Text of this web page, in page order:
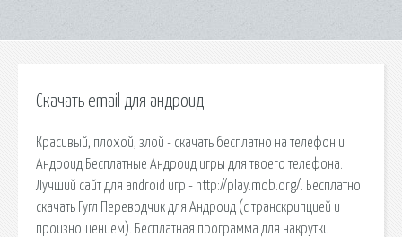
Скачать email для андроид
Красивый, плохой, злой - скачать бесплатно на телефон и
Андроид Бесплатные Андроид игры для твоего телефона.
Лучший сайт для android игр - http://play.mob.org/. Бесплатно
скачать Гугл Переводчик для Андроид (с транскрипцией и
произношением). Бесплатная программа для накрутки